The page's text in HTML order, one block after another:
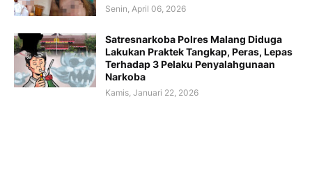
Senin, April 06, 2026
Satresnarkoba Polres Malang Diduga
Lakukan Praktek Tangkap, Peras, Lepas
Terhadap 3 Pelaku Penyalahgunaan
Narkoba
Kamis, Januari 22, 2026